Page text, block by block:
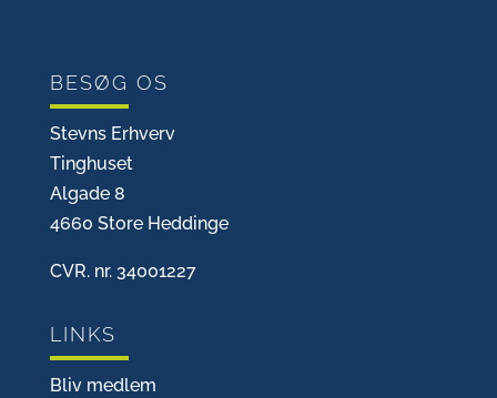
BESØG OS
Stevns Erhverv
Tinghuset
Algade 8
4660 Store Heddinge
CVR. nr. 34001227
LINKS
Bliv medlem